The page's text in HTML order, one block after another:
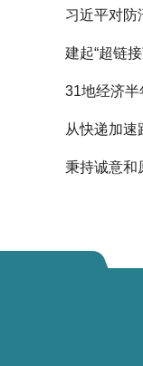
习近平对防
建起“超链
31地经济半
从快递加速
秉持诚意和